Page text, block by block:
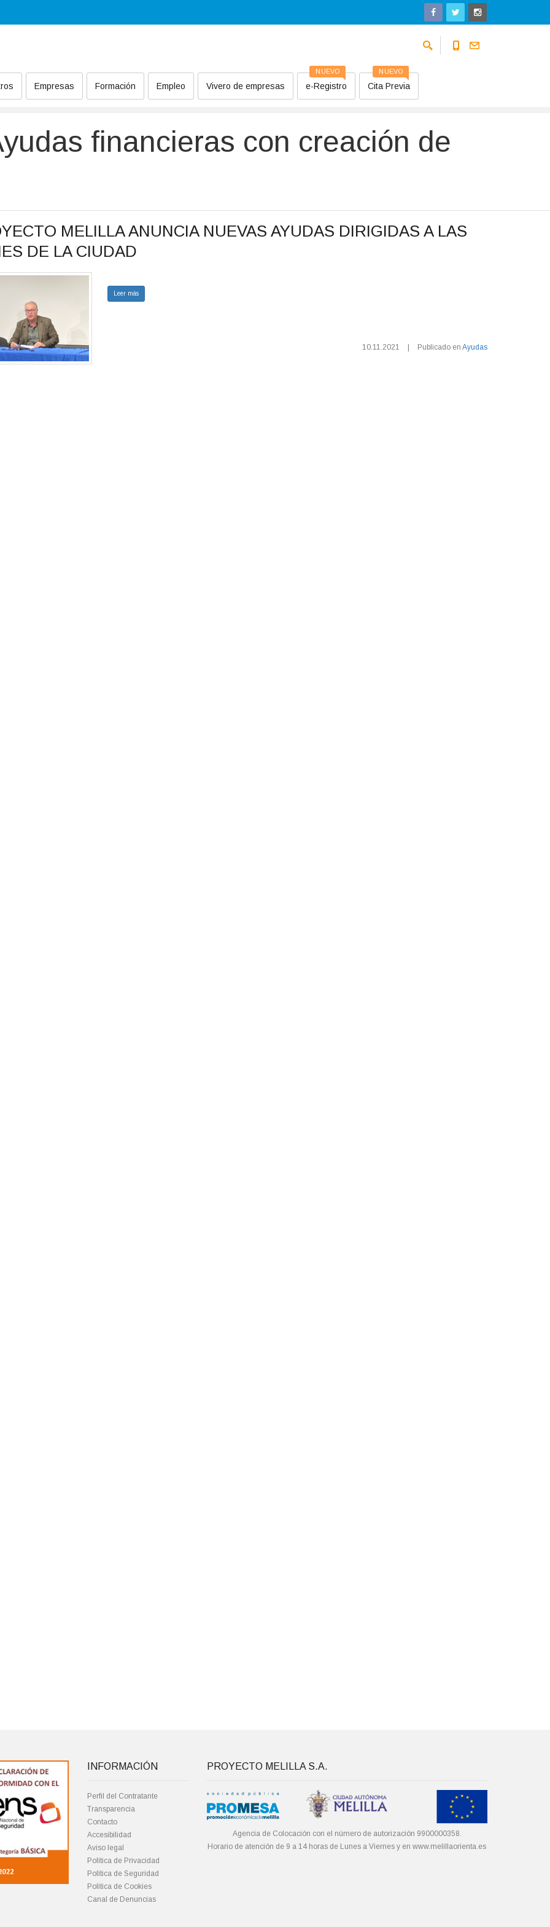
Empresas Formación Empleo Vivero de empresas e-Registro
NUEVO
Cita Previa
NUEVO
financieras con creación de
MELILLA ANUNCIA NUEVAS AYUDAS DIRIGIDAS A LAS
DE LA CIUDAD
Leer más
10.11.2021 Publicado en Ayudas
INFORMACIÓN
Perfil del Contratante
Transparencia
Contacto
Accesibilidad
Aviso legal
Política de Privacidad
Política de Seguridad
Política de Cookies
Canal de Denuncias
PROYECTO MELILLA S.A.
Agencia de Colocación con el número de autorización 9900000358.
Horario de atención de 9 a 14 horas de Lunes a Viernes y enwww.melillaorienta.es